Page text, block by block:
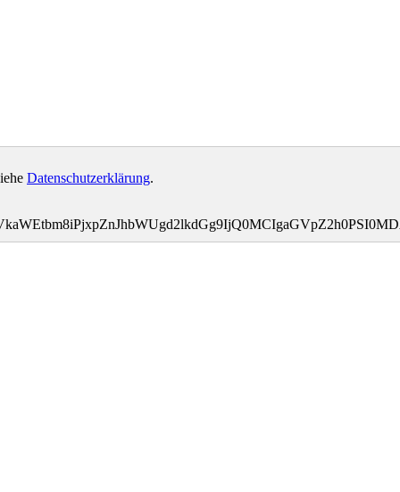
Datenschutzerklärung.